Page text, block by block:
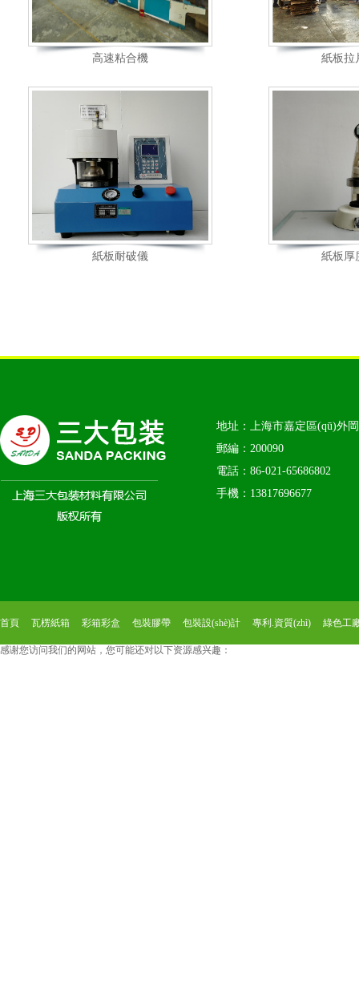
高速粘合機 紙板拉
紙板耐破儀 紙板厚
地址：上海市嘉定區(qū)外
郵編：200090
電話：86-021-65686802
手機：13817696677
首頁 瓦楞紙箱 彩箱彩盒 包裝膠帶 包裝設(shè)計 專利.資質(zhì) 綠色工
感谢您访问我们的网站，您可能还对以下资源感兴趣：